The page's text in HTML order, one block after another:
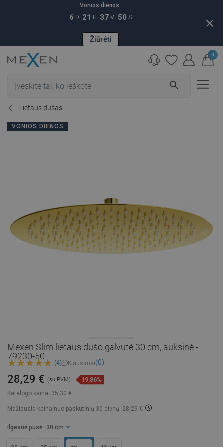
Vonios dienos:
6 D 21 H 37 M 49 S
Žiūrėti
close
search
0
Lietaus dušas
VONIOS DIENOS
Mexen Slim lietaus dušo galvutė 30 cm, auksinė -
79230-50
(4) Klausimai(0)
Katalogo kaina: 35,30 €
28,29 € (su PVM) 19,86%
Mažiausia kaina nuo paskutinių 30 dienų: 28,29 €
Ilgesnė pusė - 30 cm